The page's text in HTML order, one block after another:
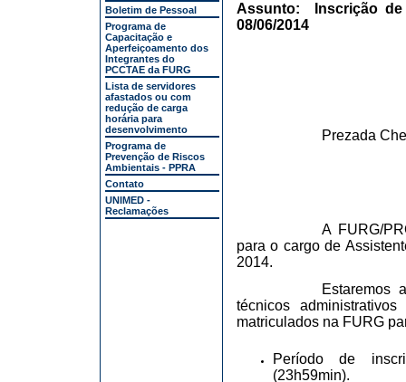
Boletim de Pessoal
Programa de
Capacitação e
Aperfeiçoamento dos
Integrantes do
PCCTAE da FURG
Lista de servidores
afastados ou com
redução de carga
horária para
desenvolvimento
Programa de
Prevenção de Riscos
Ambientais - PPRA
Contato
UNIMED -
Reclamações
Assunto: Inscrição
08/06/2014
Prezada
A FURG/
para o cargo de
2014.
Estaremos
técnicos
matriculados na FURG
Período de
(23h59min).